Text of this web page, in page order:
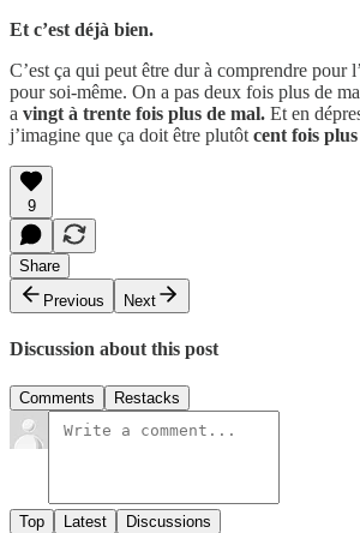
Et c’est déjà bien.
C’est ça qui peut être dur à comprendre pour
pour soi-même. On a pas deux fois plus de
a vingt à trente fois plus de mal. Et en
j’imagine que ça doit être plutôt cent fois
9
Share
Previous
Next
Discussion about this post
Comments Restacks
Top Latest Discussions